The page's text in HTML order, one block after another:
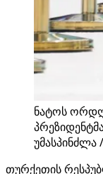
ნატოს
უმასპინძლა
თურქეთის